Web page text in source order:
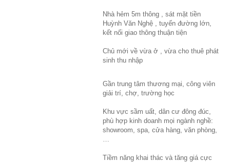
Nhà hẻm 5m thông , sát mặt tiền
Huỳnh Văn Nghệ , tuyến đường lớn,
kết nối giao thông thuận tiện
Chủ mới về vừa ở , vừa cho thuê phát
sinh thu nhập
Gần trung tâm thương mại, công viên
giải trí, chợ, trường học
Khu vực sầm uất, dân cư đông đúc,
phù hợp kinh doanh mọi ngành nghề:
showroom, spa, cửa hàng, văn phòng,
Tiềm năng khai thác và tăng giá cực